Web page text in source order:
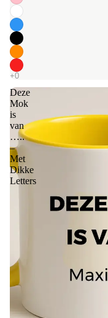
Deze
Mok
is
van
…..
–
Met
Dikke
Letters